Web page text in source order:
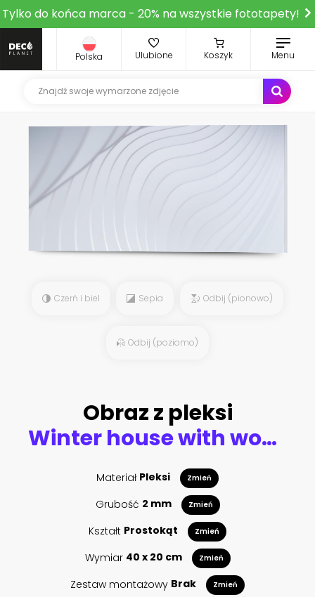
Tylko do końca marca - 20% na wszystkie fototapety!
Polska Ulubione Koszyk Menu
Czerń i biel Sepia Odbij (pionowo)
Odbij (poziomo)
Obraz z pleksi
Winter house with woods in snow storm
Materiał Pleksi Zmień
Grubość 2 mm Zmień
Kształt Prostokąt Zmień
Wymiar 40 x 20 cm Zmień
Zestaw montażowy Brak Zmień